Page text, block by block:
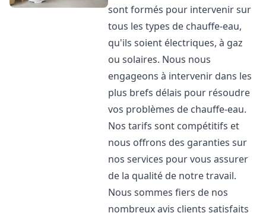
sont formés pour intervenir sur
tous les types de chauffe-eau,
qu'ils soient électriques, à gaz
ou solaires. Nous nous
engageons à intervenir dans les
plus brefs délais pour résoudre
vos problèmes de chauffe-eau.
Nos tarifs sont compétitifs et
nous offrons des garanties sur
nos services pour vous assurer
de la qualité de notre travail.
Nous sommes fiers de nos
nombreux avis clients satisfaits